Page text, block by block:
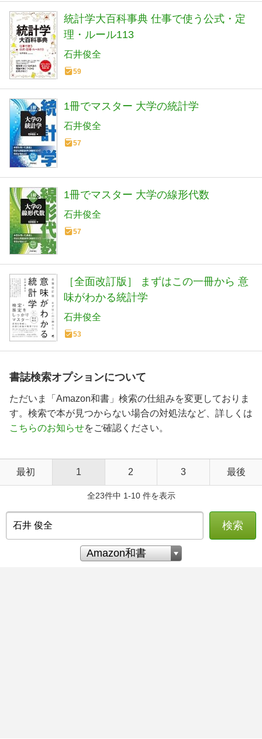
統計学大百科事典 仕事で使う公式・定
理・ルール113
石井俊全
59
1冊でマスター 大学の統計学
石井俊全
57
1冊でマスター 大学の線形代数
石井俊全
57
［全面改訂版］ まずはこの一冊から 意
味がわかる統計学
石井俊全
53
書誌検索オプションについて
ただいま「Amazon和書」検索の仕組みを変更しておりま
す。検索で本が見つからない場合の対処法など、詳しくは
こちらのお知らせをご確認ください。
最初 1 2 3 最後
全23件中 1-10 件を表示
検索